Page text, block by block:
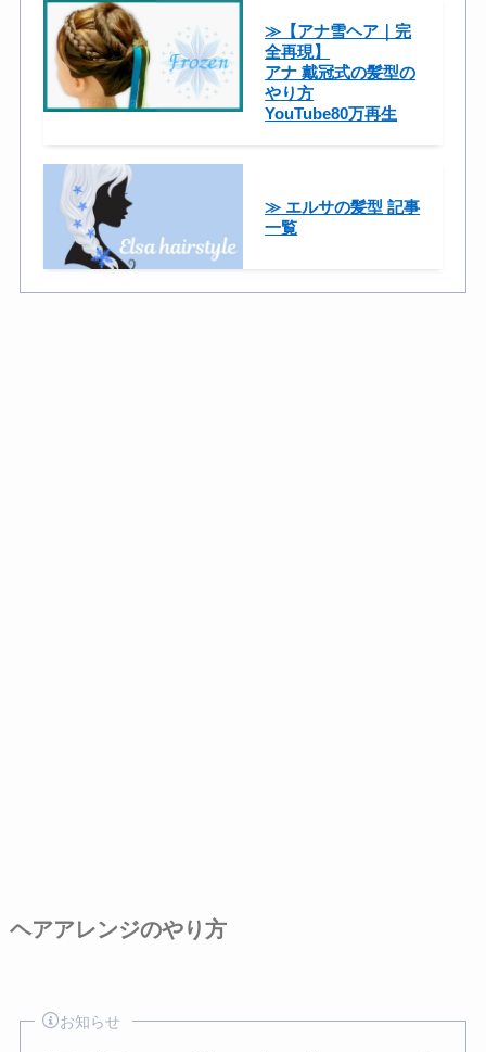
≫【アナ雪ヘア｜完
全再現】
アナ 戴冠式の髪型の
やり方
YouTube80万再生
≫ エルサの髪型 記事
一覧
ヘアアレンジのやり方
お知らせ